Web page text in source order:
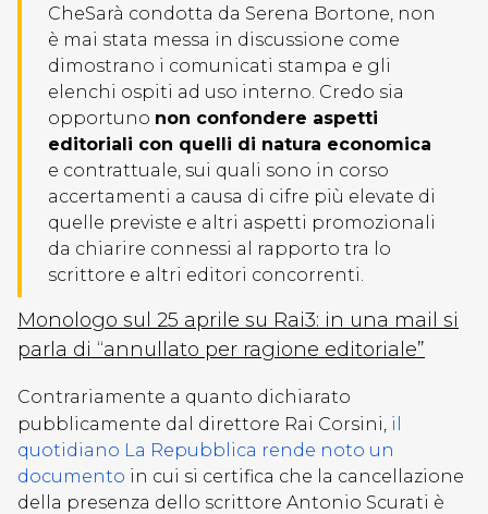
CheSarà condotta da Serena Bortone, non
è mai stata messa in discussione come
dimostrano i comunicati stampa e gli
elenchi ospiti ad uso interno. Credo sia
opportuno non confondere aspetti
editoriali con quelli di natura economica
e contrattuale, sui quali sono in corso
accertamenti a causa di cifre più elevate di
quelle previste e altri aspetti promozionali
da chiarire connessi al rapporto tra lo
scrittore e altri editori concorrenti.
Monologo sul 25 aprile su Rai3: in una mail si
parla di “annullato per ragione editoriale”
Contrariamente a quanto dichiarato
pubblicamente dal direttore Rai Corsini, il
quotidiano La Repubblica rende noto un
documento in cui si certifica che la cancellazione
della presenza dello scrittore Antonio Scurati è